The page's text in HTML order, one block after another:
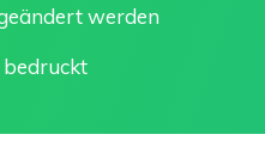
werden
bedruckt